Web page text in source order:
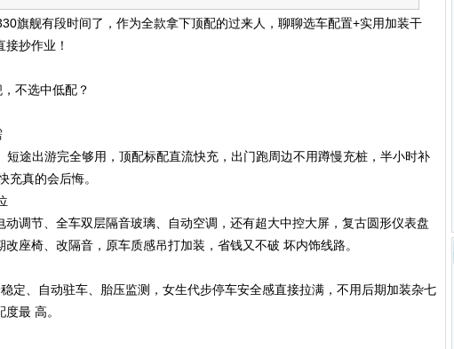
旗舰有段时间了，作为全款拿下顶配的过来人，聊聊选车配置+实用加装干
抄作业！
不选中低配？
短途出游完全够用，顶配标配直流快充，出门跑周边不用蹲慢充桩，半小时补
充真的会后悔。
动调节、全车双层隔音玻璃、自动空调，还有超大中控大屏，复古圆形仪表盘
座椅、改隔音，原车质感吊打加装，省钱又不破 坏内饰线路。
定、自动驻车、胎压监测，女生代步停车安全感直接拉满，不用后期加装杂七
最 高。